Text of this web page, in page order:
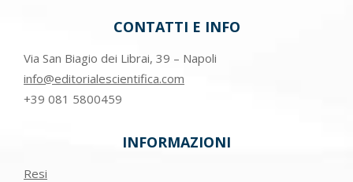
CONTATTI E INFO
Via San Biagio dei Librai, 39 – Napoli
info@editorialescientifica.com
+39 081 5800459
INFORMAZIONI
Resi